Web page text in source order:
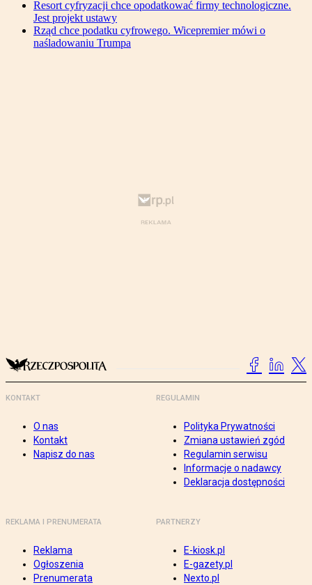
Resort cyfryzacji chce opodatkować firmy technologiczne.
Jest projekt ustawy
Rząd chce podatku cyfrowego. Wicepremier mówi o
naśladowaniu Trumpa
KONTAKT
O nas
Kontakt
Napisz do nas
REGULAMIN
Polityka Prywatności
Zmiana ustawień zgód
Regulamin serwisu
Informacje o nadawcy
Deklaracja dostępności
REKLAMA I PRENUMERATA
Reklama
Ogłoszenia
Prenumerata
PARTNERZY
E-kiosk.pl
E-gazety.pl
Nexto.pl